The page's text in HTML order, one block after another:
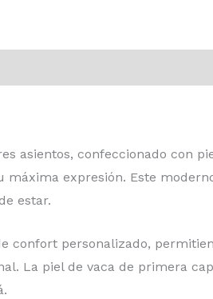
asientos, confeccionado con
expresión. Este
estar.
confort personalizado,
La piel de vaca de primera